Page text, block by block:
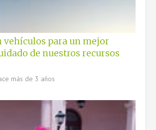
vehículos para un mejor
de nuestros recursos
más de 3 años